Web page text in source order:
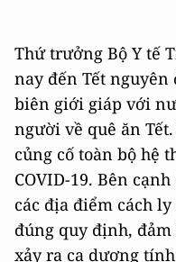
Thứ trưởng Bộ Y tế
nay đến Tết
biên giới giáp với
người về quê ăn
củng cố toàn bộ hệ
COVID-19. Bên
các địa điểm cách
đúng quy định,
xảy ra ca dương